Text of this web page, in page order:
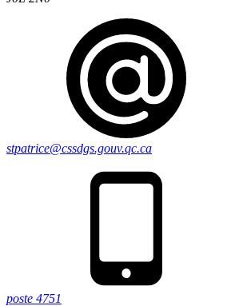
stpatrice@cssdgs.gouv.qc.ca
poste 4751